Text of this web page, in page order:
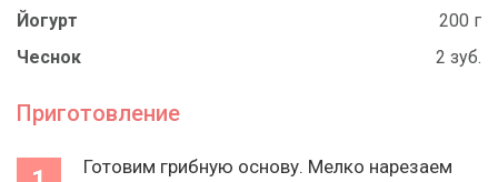
Йогурт
200 г
Чеснок
2 зуб.
Приготовление
Готовим грибную основу. Мелко нарезаем